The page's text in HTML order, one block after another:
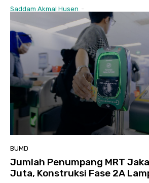
Saddam Akmal Husen -
BUMD
Jumlah Penumpang MRT
Juta, Konstruksi Fase 2A